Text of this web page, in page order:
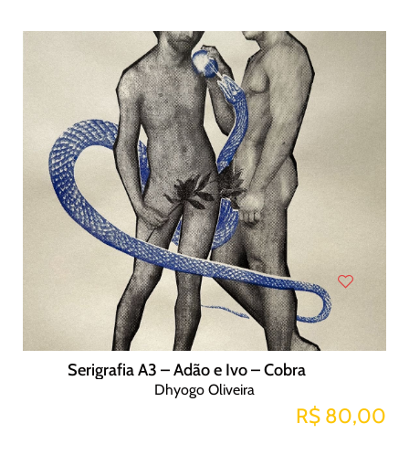
Serigrafia A3 – Adão e Ivo – Cobra
Dhyogo Oliveira
R$ 80,00